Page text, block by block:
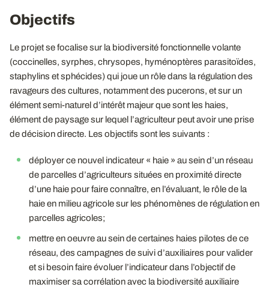
Objectifs
Le projet se focalise sur la biodiversité fonctionnelle volante
(coccinelles, syrphes, chrysopes, hyménoptères parasitoïdes,
staphylins et sphécides) qui joue un rôle dans la régulation des
ravageurs des cultures, notamment des pucerons, et sur un
élément semi-naturel d’intérêt majeur que sont les haies,
élément de paysage sur lequel l’agriculteur peut avoir une prise
de décision directe. Les objectifs sont les suivants :
déployer ce nouvel indicateur « haie » au sein d’un réseau
de parcelles d’agriculteurs situées en proximité directe
d’une haie pour faire connaître, en l’évaluant, le rôle de la
haie en milieu agricole sur les phénomènes de régulation en
parcelles agricoles;
mettre en oeuvre au sein de certaines haies pilotes de ce
réseau, des campagnes de suivi d’auxiliaires pour valider
et si besoin faire évoluer l’indicateur dans l’objectif de
maximiser sa corrélation avec la biodiversité auxiliaire